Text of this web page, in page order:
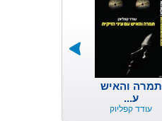
תמרה והאיש
ע...
עודד קפליוק